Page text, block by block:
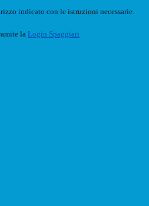
indicato con le istruzioni necessarie.
la Login Spaggiari